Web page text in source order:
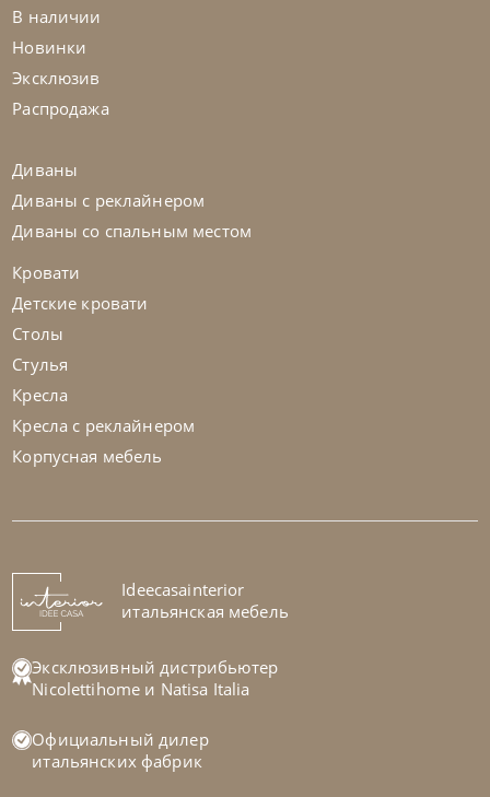
Диван Louise
Диван Megan
На заказ 45-90 дн
В наличии
Новинки
Эксклюзив
Распродажа
Диваны
Диваны с реклайнером
Диваны со спальным местом
Кровати
Детские кровати
Столы
Стулья
Кресла
Кресла с реклайнером
Корпусная мебель
Ideecasainterior
итальянская мебель
Эксклюзивный дистрибьютер
Nicolettihome и Natisa Italia
Официальный дилер
итальянских фабрик